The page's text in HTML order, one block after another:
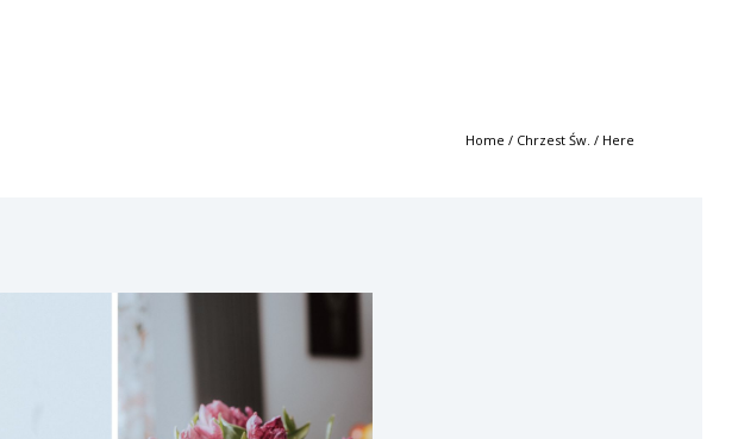
Home / Chrzest Św. / Here